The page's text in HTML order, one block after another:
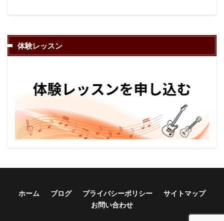
体験レッスン
ホーム ブログ プライバシーポリシー
サイトマップ
お問い合わせ